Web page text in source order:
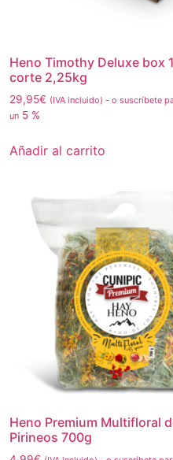
Heno Timothy Deluxe box
corte 2,25kg
29,95€ (IVA incluido) - o suscríbete
un 5 %
Añadir al carrito
Heno Premium Multifloral
Pirineos 700g